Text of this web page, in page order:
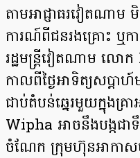
តាមអាជ្ញាធរវៀតណាម
ការណ៍ពីជនរងគ្រោះ ឬ
រដ្ឋមន្ត្រីវៀតណាម ល
កាលពីថ្ងៃអាទិត្យសប្ដា
ជាប់តំបន់ឆ្នេរមួយក្នុងគ្
Wipha អាចនឹងបង្កជ
ចំណែក ក្រុមហ៊ុនអាកា